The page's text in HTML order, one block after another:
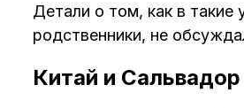
Детали о том, как в такие
родственники, не
Китай и